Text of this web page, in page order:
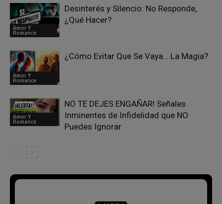
Amor Y
Romance
Desinterés y Silencio: No Responde,
¿Qué Hacer?
Amor Y
Romance
¿Cómo Evitar Que Se Vaya… La Magia?
Amor Y
Romance
NO TE DEJES ENGAÑAR! Señales
Inminentes de Infidelidad que NO
Puedes Ignorar